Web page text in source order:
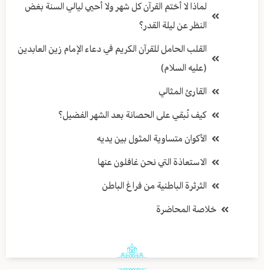
لماذا لا أختم القرآن كل شهر ولا أحيي ليالي السنة بغض
النظر عن ليلة القدر؟
القلب الحامل للقرآن الكريم في دعاء الإمام زين العابدين
(عليه السلام)
القارئ المثالي
كيف نُبقي على الحصانة بعد الشهر الفضيل؟
الأكوان متساوية المثول بين يديه
الاستعاذة التي نحن غافلون عنها
الثرثرة الباطنية من فراغ الباطن
خلاصة المحاضرة